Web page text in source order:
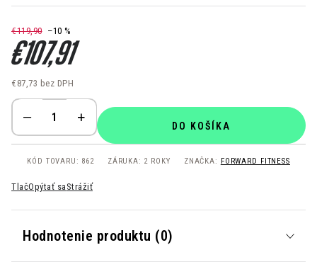
€119,90 –10 %
€107,91
€87,73 bez DPH
Jednotková cena:
DO KOŠÍKA
KÓD TOVARU: 862 ZÁRUKA: 2 ROKY ZNAČKA: FORWARD FITNESS
TlačOpýtať sa Strážiť
Hodnotenie produktu (0)